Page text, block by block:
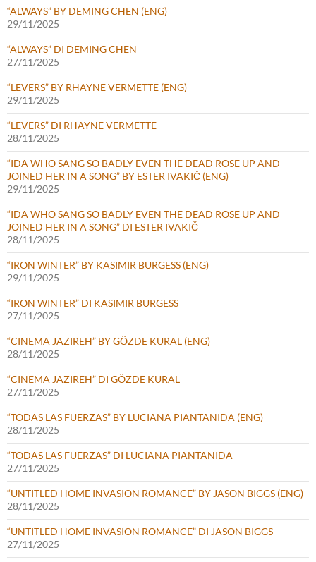
“ALWAYS” BY DEMING CHEN (ENG)
29/11/2025
“ALWAYS” DI DEMING CHEN
27/11/2025
“LEVERS” BY RHAYNE VERMETTE (ENG)
29/11/2025
“LEVERS” DI RHAYNE VERMETTE
28/11/2025
“IDA WHO SANG SO BADLY EVEN THE DEAD ROSE UP AND
JOINED HER IN A SONG” BY ESTER IVAKIČ (ENG)
29/11/2025
“IDA WHO SANG SO BADLY EVEN THE DEAD ROSE UP AND
JOINED HER IN A SONG” DI ESTER IVAKIČ
28/11/2025
“IRON WINTER” BY KASIMIR BURGESS (ENG)
29/11/2025
“IRON WINTER” DI KASIMIR BURGESS
27/11/2025
“CINEMA JAZIREH” BY GÖZDE KURAL (ENG)
28/11/2025
“CINEMA JAZIREH” DI GÖZDE KURAL
27/11/2025
“TODAS LAS FUERZAS” BY LUCIANA PIANTANIDA (ENG)
28/11/2025
“TODAS LAS FUERZAS” DI LUCIANA PIANTANIDA
27/11/2025
“UNTITLED HOME INVASION ROMANCE” BY JASON BIGGS (ENG)
28/11/2025
“UNTITLED HOME INVASION ROMANCE” DI JASON BIGGS
27/11/2025